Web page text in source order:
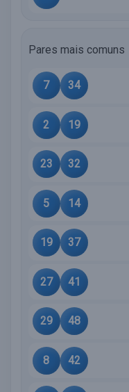
Pares mais comuns
7 34
2 19
23 32
5 14
19 37
27 41
29 48
8 42